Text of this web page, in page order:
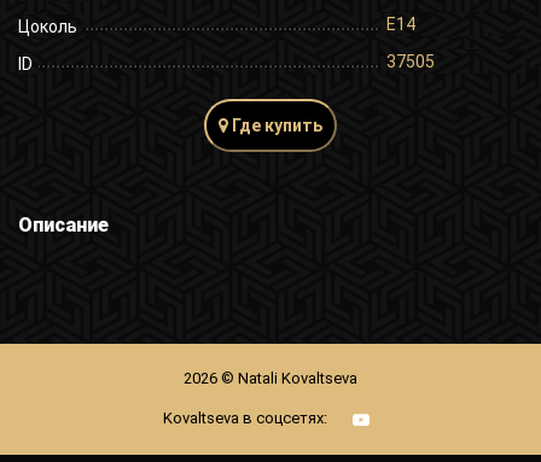
Цоколь E14
ID 37505
Где купить
Описание
2026 © Natali Kovaltseva
Kovaltseva в соцсетях: